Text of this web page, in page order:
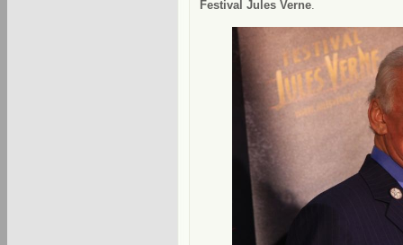
Festival Jules Verne.